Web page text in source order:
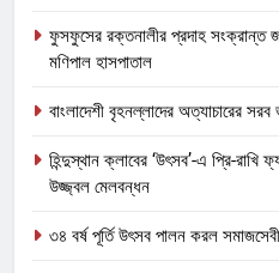
ফুসফুসের রক্তনালীর প্রদাহ সংক্রান্ত
মণিপাল হাসপাতাল
বাংলাদেশী বৃহনল্লাদের অত্যাচারের
হিন্দুস্থান ক্লাবের ‘উৎসব’-এ প্রি-
উজ্জ্বল মেলবন্ধন
৩৪ বর্ষ পূর্তি উৎসব পালন করল